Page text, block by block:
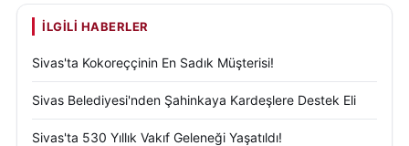
İLGILI HABERLER
Sivas'ta Kokoreççinin En Sadık Müşterisi!
Sivas Belediyesi'nden Şahinkaya Kardeşlere Destek Eli
Sivas'ta 530 Yıllık Vakıf Geleneği Yaşatıldı!